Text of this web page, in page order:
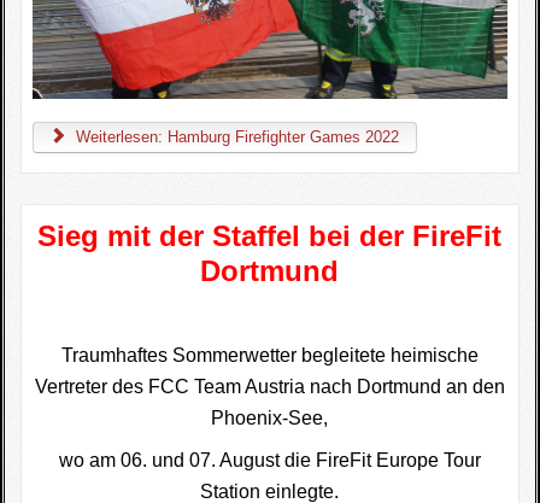
Weiterlesen: Hamburg Firefighter Games 2022
Sieg mit der Staffel bei der FireFit
Dortmund
Traumhaftes Sommerwetter begleitete heimische
Vertreter des FCC Team Austria nach Dortmund an den
Phoenix-See,
wo am 06. und 07. August die FireFit Europe Tour
Station einlegte.